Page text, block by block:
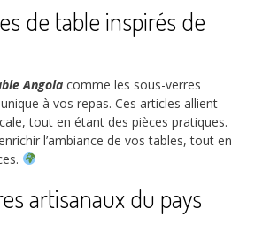
de table inspirés de
Angola comme les sous-verres
à vos repas. Ces articles allient
tout en étant des pièces pratiques.
l’ambiance de vos tables, tout en
artisanaux du pays